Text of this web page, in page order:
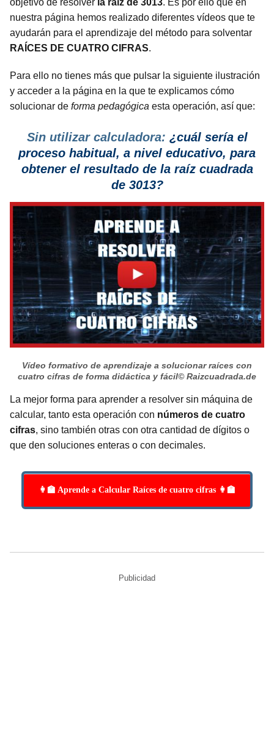
objetivo de resolver la raíz de 3013. Es por ello que en
nuestra página hemos realizado diferentes vídeos que te
ayudarán para el aprendizaje del método para solventar
RAÍCES DE CUATRO CIFRAS.
Para ello no tienes más que pulsar la siguiente ilustración
y acceder a la página en la que te explicamos cómo
solucionar de forma pedagógica esta operación, así que:
Sin utilizar calculadora: ¿cuál sería el
proceso habitual, a nivel educativo, para
obtener el resultado de la raíz cuadrada
de 3013?
Vídeo formativo de aprendizaje a solucionar raíces con
cuatro cifras de forma didáctica y fácil© Raizcuadrada.de
La mejor forma para aprender a resolver sin máquina de
calcular, tanto esta operación con números de cuatro
cifras, sino también otras con otra cantidad de dígitos o
que den soluciones enteras o con decimales.
👩‍🏫 Aprende a Calcular Raíces de cuatro cifras 👩‍🏫
Publicidad